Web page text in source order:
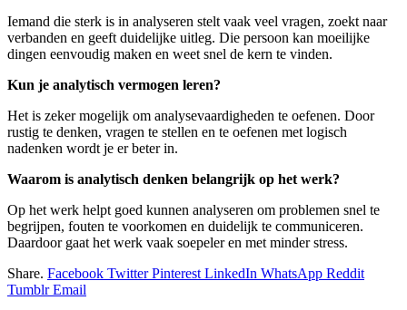
Iemand die sterk is in analyseren stelt vaak veel vragen, zoekt naar
verbanden en geeft duidelijke uitleg. Die persoon kan moeilijke
dingen eenvoudig maken en weet snel de kern te vinden.
Kun je analytisch vermogen leren?
Het is zeker mogelijk om analysevaardigheden te oefenen. Door
rustig te denken, vragen te stellen en te oefenen met logisch
nadenken wordt je er beter in.
Waarom is analytisch denken belangrijk op het werk?
Op het werk helpt goed kunnen analyseren om problemen snel te
begrijpen, fouten te voorkomen en duidelijk te communiceren.
Daardoor gaat het werk vaak soepeler en met minder stress.
Share. Facebook Twitter Pinterest LinkedIn WhatsApp Reddit
Tumblr Email